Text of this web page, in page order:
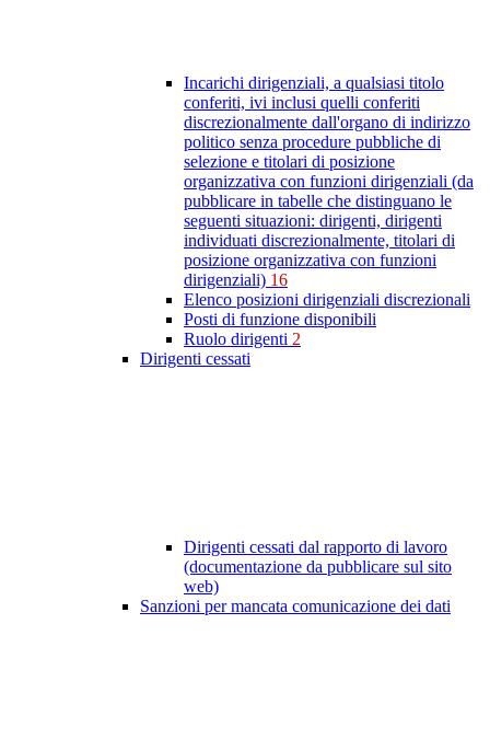
Incarichi dirigenziali, a qualsiasi titolo
conferiti, ivi inclusi quelli conferiti
discrezionalmente dall'organo di indirizzo
politico senza procedure pubbliche di
selezione e titolari di posizione
organizzativa con funzioni dirigenziali (da
pubblicare in tabelle che distinguano le
seguenti situazioni: dirigenti, dirigenti
individuati discrezionalmente, titolari di
posizione organizzativa con funzioni
dirigenziali) 16
Elenco posizioni dirigenziali discrezionali
Posti di funzione disponibili
Ruolo dirigenti 2
Dirigenti cessati
Dirigenti cessati dal rapporto di lavoro
(documentazione da pubblicare sul sito
web)
Sanzioni per mancata comunicazione dei dati